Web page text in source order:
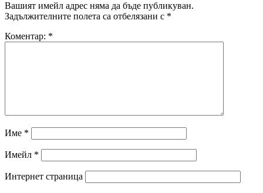
Вашият имейл адрес няма да бъде публикуван.
Задължителните полета са отбелязани с *
Коментар: *
Име *
Имейл *
Интернет страница